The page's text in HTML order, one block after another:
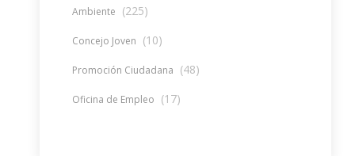
Ambiente (225)
Concejo Joven (10)
Promoción Ciudadana (48)
Oficina de Empleo (17)